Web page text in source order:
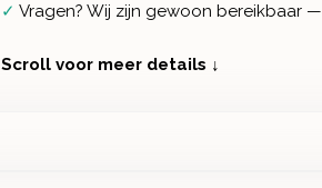
✓ Vragen? Wij zijn gewoon bereikbaar —
Scroll voor meer details ↓